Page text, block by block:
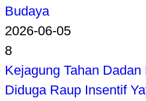
Budaya
2026-06-05
8
Kejagung Tahan
Diduga Raup Insentif